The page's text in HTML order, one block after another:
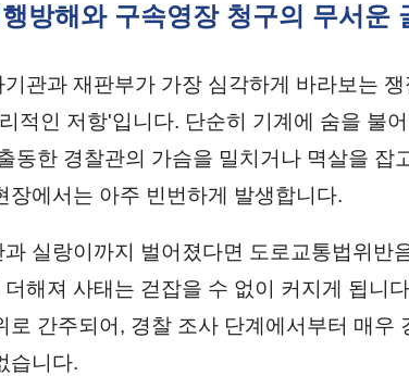
방해와 구속영장 청구의 무서운
관과 재판부가 가장 심각하게 바라보는
적인 저항'입니다. 단순히 기계에 숨을 불
동한 경찰관의 가슴을 밀치거나 멱살을 잡
장에서는 아주 빈번하게 발생합니다.
실랑이까지 벌어졌다면 도로교통법위반
해져 사태는 걷잡을 수 없이 커지게 됩니
로 간주되어, 경찰 조사 단계에서부터 매우
습니다.